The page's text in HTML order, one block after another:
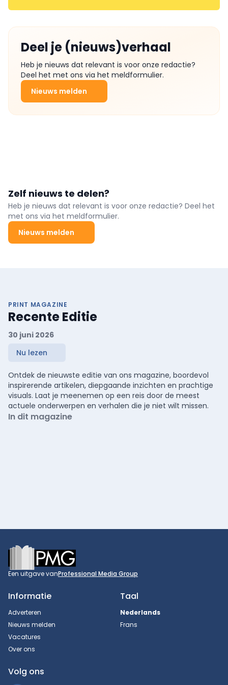
Deel je (nieuws)verhaal
Heb je nieuws dat relevant is voor onze redactie?
Deel het met ons via het meldformulier.
Nieuws melden
Zelf nieuws te delen?
Heb je nieuws dat relevant is voor onze redactie? Deel het
met ons via het meldformulier.
Nieuws melden
PRINT MAGAZINE
Recente Editie
30 juni 2026
Nu lezen
Ontdek de nieuwste editie van ons magazine, boordevol
inspirerende artikelen, diepgaande inzichten en prachtige
visuals. Laat je meenemen op een reis door de meest
actuele onderwerpen en verhalen die je niet wilt missen.
In dit magazine
Footer
Een uitgave vanProfessional Media Group
Informatie
Adverteren
Nieuws melden
Vacatures
Over ons
Taal
Nederlands
Frans
Volg ons